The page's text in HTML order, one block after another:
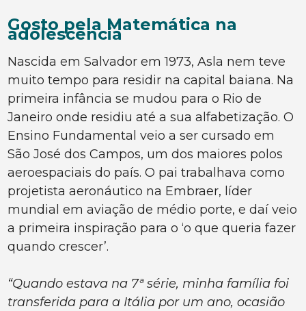
Gosto pela Matemática na
adolescência
Nascida em Salvador em 1973, Asla nem teve
muito tempo para residir na capital baiana. Na
primeira infância se mudou para o Rio de
Janeiro onde residiu até a sua alfabetização. O
Ensino Fundamental veio a ser cursado em
São José dos Campos, um dos maiores polos
aeroespaciais do país. O pai trabalhava como
projetista aeronáutico na Embraer, líder
mundial em aviação de médio porte, e daí veio
a primeira inspiração para o ‘o que queria fazer
quando crescer’.
“Quando estava na 7ª série, minha família foi
transferida para a Itália por um ano, ocasião